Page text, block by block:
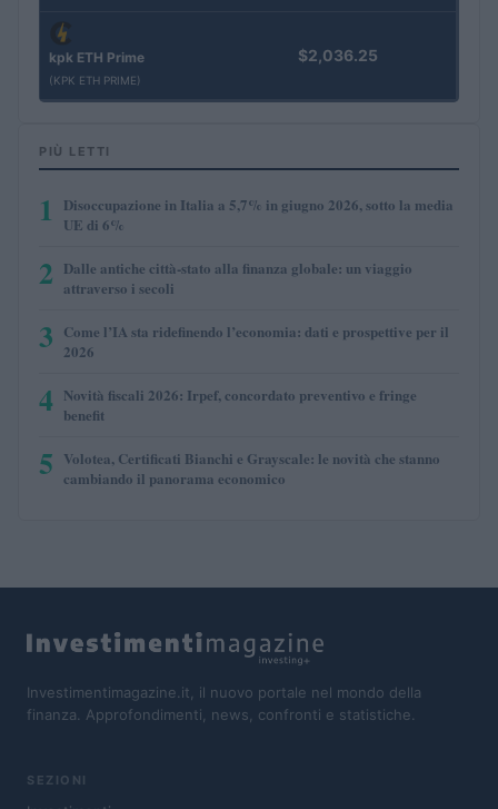
kpk ETH Prime
(KPK ETH PRIME)
$2,036.25
PIÙ LETTI
1
Disoccupazione in Italia a 5,7% in giugno 2026, sotto la media
UE di 6%
2 Dalle antiche città-stato alla finanza globale: un viaggio
attraverso i secoli
3 Come l’IA sta ridefinendo l’economia: dati e prospettive per il
2026
4 Novità fiscali 2026: Irpef, concordato preventivo e fringe
benefit
5 Volotea, Certificati Bianchi e Grayscale: le novità che stanno
cambiando il panorama economico
Investimentimagazine.it, il nuovo portale nel mondo della
finanza. Approfondimenti, news, confronti e statistiche.
SEZIONI